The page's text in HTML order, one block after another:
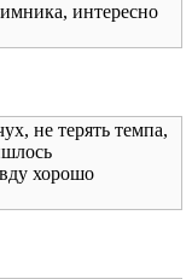
интересно
не терять темпа,
хорошо